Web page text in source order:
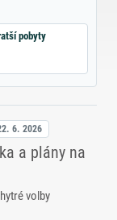
pobyty
6. 2026
a plány na
volby